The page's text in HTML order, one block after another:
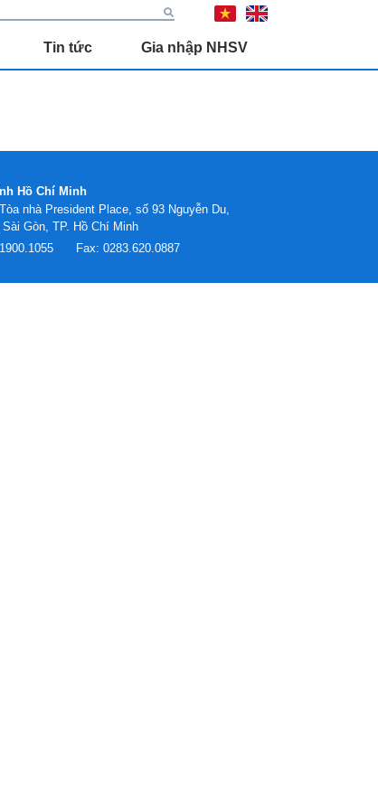
Tin tức Gia nhập NHSV
Hồ Chí Minh
nhà President Place, số 93 Nguyễn Du,
Gòn, TP. Hồ Chí Minh
1900.1055 Fax: 0283.620.0887